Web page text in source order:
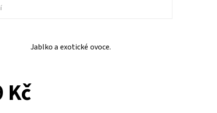
Jablko a exotické ovoce.
Kč